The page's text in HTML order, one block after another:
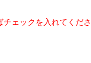
ェックを入れてくださ